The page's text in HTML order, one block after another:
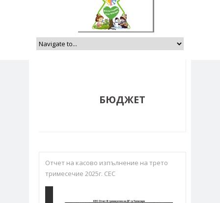
БЮДЖЕТ
Отчет на касово изпълнение на трето
тримесечие 2025г. СЕС